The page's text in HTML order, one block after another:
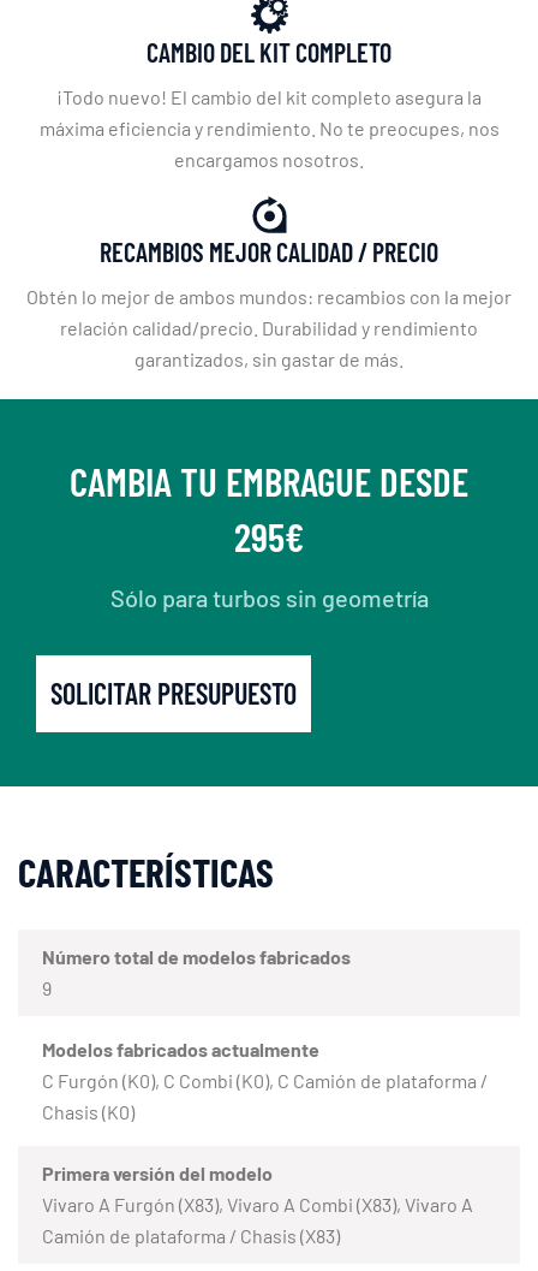
CAMBIO DEL KIT COMPLETO
¡Todo nuevo! El cambio del kit completo asegura la
máxima eficiencia y rendimiento. No te preocupes, nos
encargamos nosotros.
RECAMBIOS MEJOR CALIDAD / PRECIO
Obtén lo mejor de ambos mundos: recambios con la mejor
relación calidad/precio. Durabilidad y rendimiento
garantizados, sin gastar de más.
CAMBIA TU EMBRAGUE DESDE
295€
Sólo para turbos sin geometría
SOLICITAR PRESUPUESTO
CARACTERÍSTICAS
Número total de modelos fabricados
9
Modelos fabricados actualmente
C Furgón (K0), C Combi (K0), C Camión de plataforma /
Chasis (K0)
Primera versión del modelo
Vivaro A Furgón (X83), Vivaro A Combi (X83), Vivaro A
Camión de plataforma / Chasis (X83)